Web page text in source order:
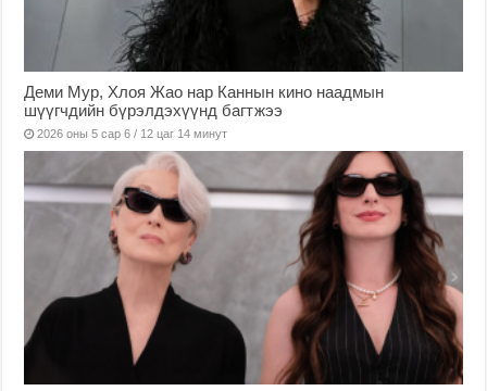
Деми Мур, Хлоя Жао нар Каннын кино наадмын
шүүгчдийн бүрэлдэхүүнд багтжээ
2026 оны 5 сар 6 / 12 цаг 14 минут